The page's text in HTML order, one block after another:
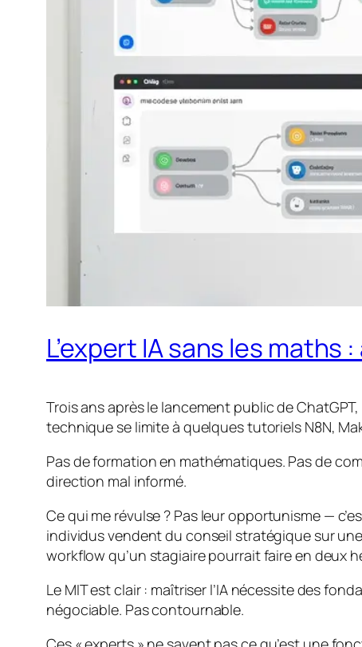
L’expert IA sans les
Trois ans après le lancement public de
technique se limite à quelques tutoriels N8N,
Pas de formation en mathématiques. Pas de
direction mal informé.
Ce qui me révulse ? Pas leur opportunisme —
individus vendent du conseil stratégique sur
workflow qu’un stagiaire pourrait faire en deux
Le MIT est clair : maîtriser l’IA nécessite des
négociable. Pas contournable.